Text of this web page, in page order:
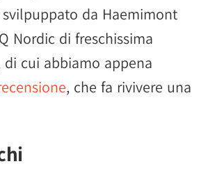
da Haemimont
Nordic di freschissima
cui abbiamo appena
, che fa rivivere una